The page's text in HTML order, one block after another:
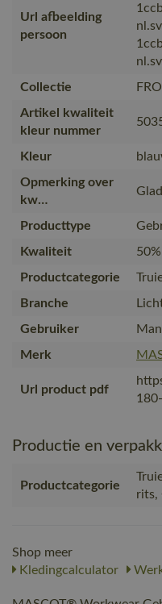
Url afbeelding
persoon
Collectie
Artikel kwaliteit
kleur nummer
Kleur
Opmerking over
kw…
Producttype
Kwaliteit
Productcategorie
Branche
Gebruiker
Merk
Url product pdf
Productie en
Productcategorie
rits,
Shop meer
Kledingcalculator